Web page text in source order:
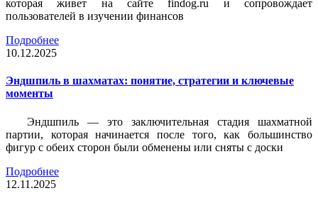
которая живет на сайте findog.ru и сопровождает
пользователей в изучении финансов
Подробнее
10.12.2025
Эндшпиль в шахматах: понятие, стратегии и ключевые
моменты
Эндшпиль — это заключительная стадия шахматной
партии, которая начинается после того, как большинство
фигур с обеих сторон были обменены или сняты с доски
Подробнее
12.11.2025